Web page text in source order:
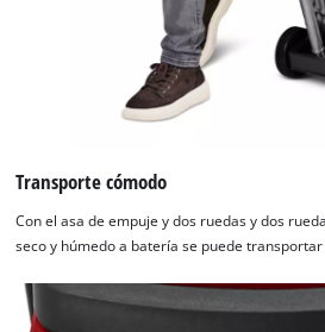
Transporte cómodo
Con el asa de empuje y dos ruedas y dos
seco y húmedo a batería se puede